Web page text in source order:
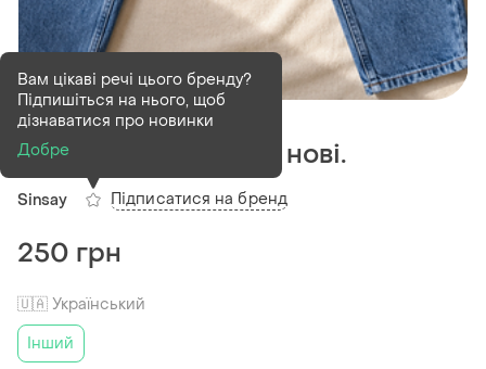
В наявності1 шт
Джинси 34 розміру, нові.
Sinsay
Вам цікаві речі цього бренду?
Підпишіться на нього, щоб
дізнаватися про новинки
Добре
Підписатися на бренд
250 грн
🇺🇦 Український
Інший